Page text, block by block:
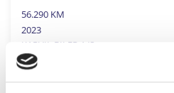
56.290 KM
2023
KARVIL BILER A/S